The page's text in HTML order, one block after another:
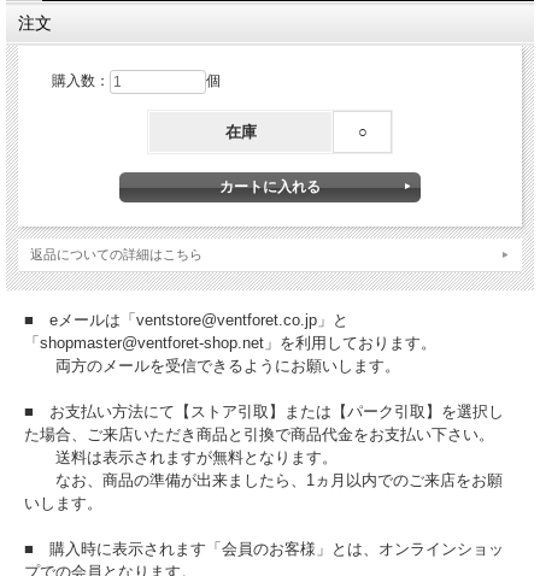
注文
購入数： 個
在庫 ○
返品についての詳細はこちら
■ eメールは「ventstore@ventforet.co.jp」と
「shopmaster@ventforet-shop.net」を利用しております。
両方のメールを受信できるようにお願いします。
■ お支払い方法にて【ストア引取】または【パーク引取】を選択し
た場合、ご来店いただき商品と引換で商品代金をお支払い下さい。
送料は表示されますが無料となります。
なお、商品の準備が出来ましたら、1ヵ月以内でのご来店をお願
いします。
■ 購入時に表示されます「会員のお客様」とは、オンラインショッ
プでの会員となります。